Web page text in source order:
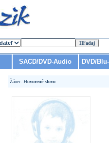
SACD/DVD-Audio DVD/
Žáner: Hovorené slovo